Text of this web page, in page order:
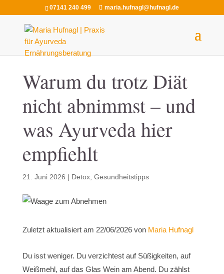
07141 240 499 maria.hufnagl@hufnagl.de
Warum du trotz Diät
nicht abnimmst – und
was Ayurveda hier
empfiehlt
21. Juni 2026 | Detox, Gesundheitstipps
Zuletzt aktualisiert am 22/06/2026 von Maria Hufnagl
Du isst weniger. Du verzichtest auf Süßigkeiten, auf
Weißmehl, auf das Glas Wein am Abend. Du zählst